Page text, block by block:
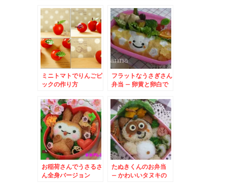
ミニトマトでりんごピ
ックの作り方
フラットなうさぎさん
弁当 – 卵黄と卵白で
ジいろいろ♪
お稲荷さんでうさるさ
ん全身バージョン
たぬきくんのお弁当
– かわいいタヌキの